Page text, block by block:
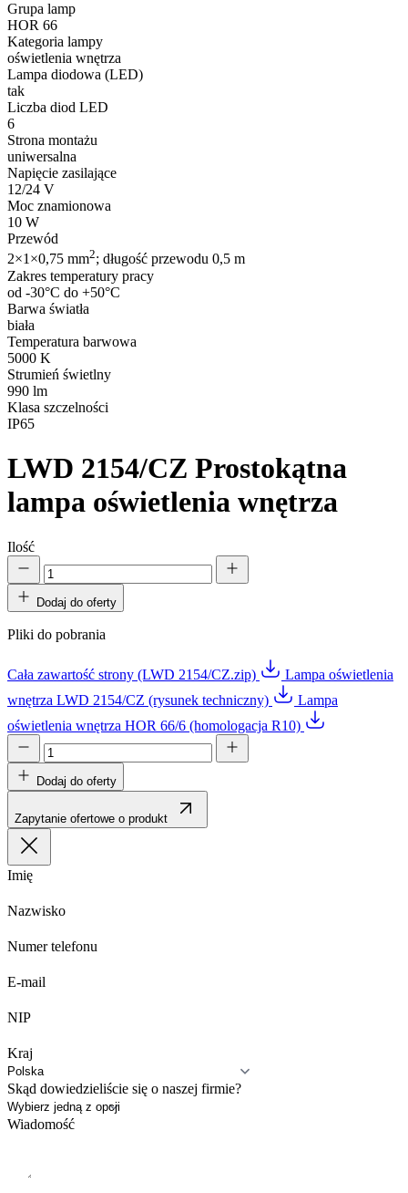
Grupa lamp
HOR 66
Kategoria lampy
oświetlenia wnętrza
Lampa diodowa (LED)
tak
Liczba diod LED
6
Strona montażu
uniwersalna
Napięcie zasilające
12/24 V
Moc znamionowa
10 W
Przewód
2×1×0,75 mm2; długość przewodu 0,5 m
Zakres temperatury pracy
od -30°C do +50°C
Barwa światła
biała
Temperatura barwowa
5000 K
Strumień świetlny
990 lm
Klasa szczelności
IP65
LWD 2154/CZ Prostokątna
lampa oświetlenia wnętrza
Ilość
Dodaj do oferty
Pliki do pobrania
Cała zawartość strony (LWD 2154/CZ.zip)
Lampa oświetlenia
wnętrza LWD 2154/CZ (rysunek techniczny)
Lampa
oświetlenia wnętrza HOR 66/6 (homologacja R10)
Dodaj do oferty
Zapytanie ofertowe o produkt
Imię
Nazwisko
Numer telefonu
E-mail
NIP
Kraj
Skąd dowiedzieliście się o naszej firmie?
Wiadomość